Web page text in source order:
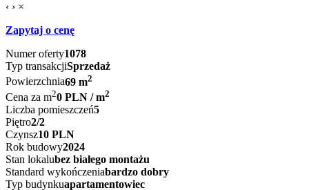
‹ › ×
Zapytaj o cenę
Numer oferty1078
Typ transakcjiSprzedaż
Powierzchnia69 m2
Cena za m20 PLN / m2
Liczba pomieszczeń5
Piętro2/2
Czynsz10 PLN
Rok budowy2024
Stan lokalubez białego montażu
Standard wykończeniabardzo dobry
Typ budynkuapartamentowiec